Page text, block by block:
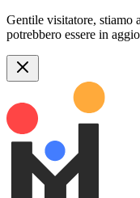
Gentile visitatore, stiamo
potrebbero essere in